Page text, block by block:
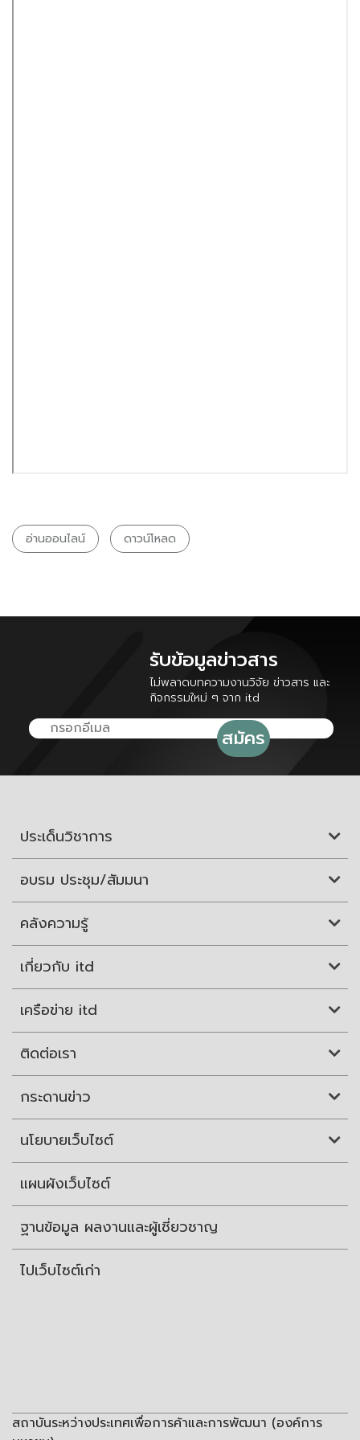
อ่านออนไลน์ ดาวน์โหลด
รับข้อมูลข่าวสาร
ไม่พลาดบทความงานวิจัย ข่าวสาร และ
กิจกรรมใหม่ ๆ จาก itd
ประเด็นวิชาการ
อบรม ประชุม/สัมมนา
คลังความรู้
เกี่ยวกับ itd
เครือข่าย itd
ติดต่อเรา
กระดานข่าว
นโยบายเว็บไซต์
แผนผังเว็บไซต์
ฐานข้อมูล ผลงานและผู้เชี่ยวชาญ
ไปเว็บไซต์เก่า
สถาบันระหว่างประเทศเพื่อการค้าและการพัฒนา (องค์การ